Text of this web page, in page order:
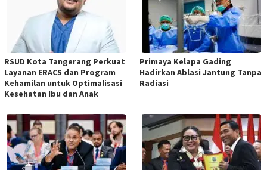
RSUD Kota Tangerang Perkuat
Layanan ERACS dan Program
Kehamilan untuk Optimalisasi
Kesehatan Ibu dan Anak
Primaya Kelapa Gading
Hadirkan Ablasi Jantung Tanpa
Radiasi